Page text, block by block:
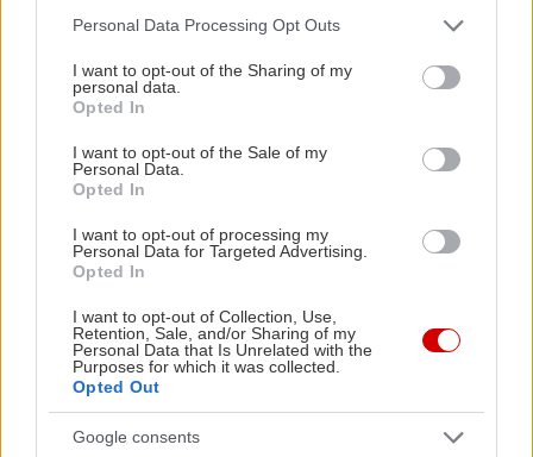
Please note that this website/app uses one or more Google
not limited to your visit or usage behaviour. You may click to
grant or deny consent to Google and its third-party tags to
use your data for below specified purposes in below Google
consent section.
Personal Data Processing Opt Outs
I want to opt-out of the Sharing of my
personal data.
Opted In
I want to opt-out of the Sale of my
Personal Data.
Opted In
I want to opt-out of processing my
Personal Data for Targeted Advertising.
Opted In
I want to opt-out of Collection, Use,
Retention, Sale, and/or Sharing of my
Personal Data that Is Unrelated with the
Purposes for which it was collected.
Opted Out
Google consents
θερμοκρασιών οπότε τη σταθερή απόδοση ακόμα
σπορ οδήγησης.